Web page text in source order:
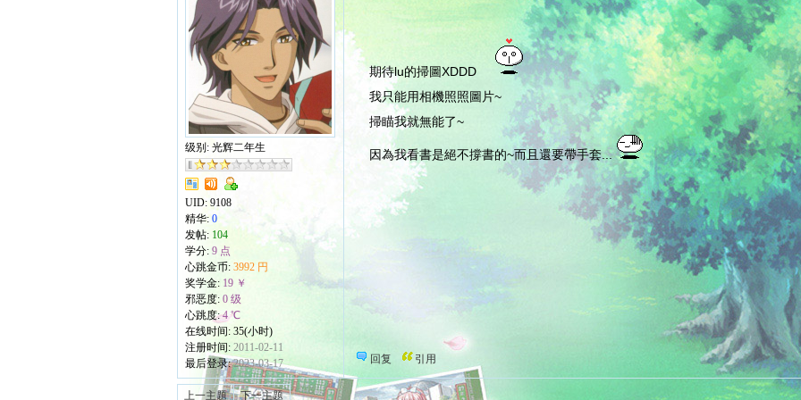
级别: 光辉二年生
UID: 9108
精华:0
发帖: 104
学分: 9 点
心跳金币: 3992 円
奖学金: 19 ￥
邪恶度: 0 级
心跳度:4 ℃
在线时间: 35(小时)
注册时间: 2011-02-11
最后登录:2023-03-17
期待lu的掃圖XDDD
我只能用相機照照圖片~
掃瞄我就無能了~
因為我看書是絕不撐書的~而且還要帶手套...
回复 引用
上一主题 下一主题